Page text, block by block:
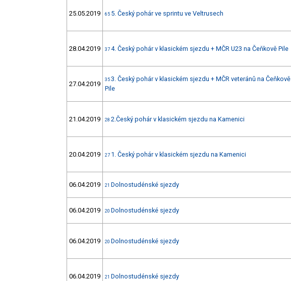
25.05.2019 65 5. Český pohár ve sprintu ve Veltrusech
28.04.2019 37 4. Český pohár v klasickém sjezdu + MČR U23 na Čeňkově Pile
27.04.2019
35 3. Český pohár v klasickém sjezdu + MČR veteránů na Čeňkově
Pile
21.04.2019 28 2.Český pohár v klasickém sjezdu na Kamenici
20.04.2019 27 1. Český pohár v klasickém sjezdu na Kamenici
06.04.2019 21 Dolnostudénské sjezdy
06.04.2019 20 Dolnostudénské sjezdy
06.04.2019 20 Dolnostudénské sjezdy
06.04.2019 21 Dolnostudénské sjezdy